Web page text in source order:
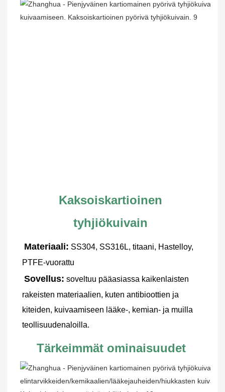
Kaksoiskartioinen
tyhjiökuivain
Materiaali: SS304, SS316L, titaani, Hastelloy,
PTFE-vuorattu
Sovellus: soveltuu pääasiassa kaikenlaisten
rakeisten materiaalien, kuten antibioottien ja
kiteiden, kuivaamiseen lääke-, kemian- ja muilla
teollisuudenaloilla.
Tärkeimmät ominaisuudet